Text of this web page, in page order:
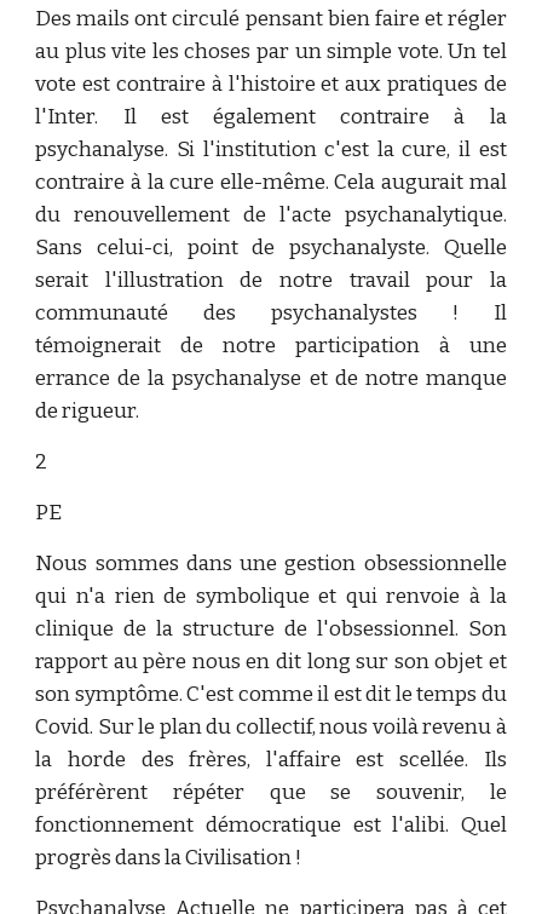
Des mails ont circulé pensant bien faire et régler
au plus vite les choses par un simple vote. Un tel
vote est contraire à l'histoire et aux pratiques de
l'Inter. Il est également contraire à la
psychanalyse. Si l'institution c'est la cure, il est
contraire à la cure elle-même. Cela augurait mal
du renouvellement de l'acte psychanalytique.
Sans celui-ci, point de psychanalyste. Quelle
serait l'illustration de notre travail pour la
communauté des psychanalystes ! Il
témoignerait de notre participation à une
errance de la psychanalyse et de notre manque
de rigueur.
2
PE
Nous sommes dans une gestion obsessionnelle
qui n'a rien de symbolique et qui renvoie à la
clinique de la structure de l'obsessionnel. Son
rapport au père nous en dit long sur son objet et
son symptôme. C'est comme il est dit le temps du
Covid. Sur le plan du collectif, nous voilà revenu à
la horde des frères, l'affaire est scellée. Ils
préférèrent répéter que se souvenir, le
fonctionnement démocratique est l'alibi. Quel
progrès dans la Civilisation !
Psychanalyse Actuelle ne participera pas à cet